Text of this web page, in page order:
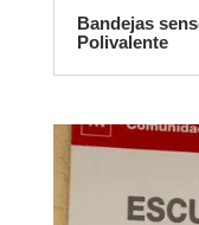
Bandejas
Polivalente